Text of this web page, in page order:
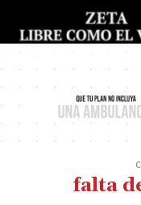
falta